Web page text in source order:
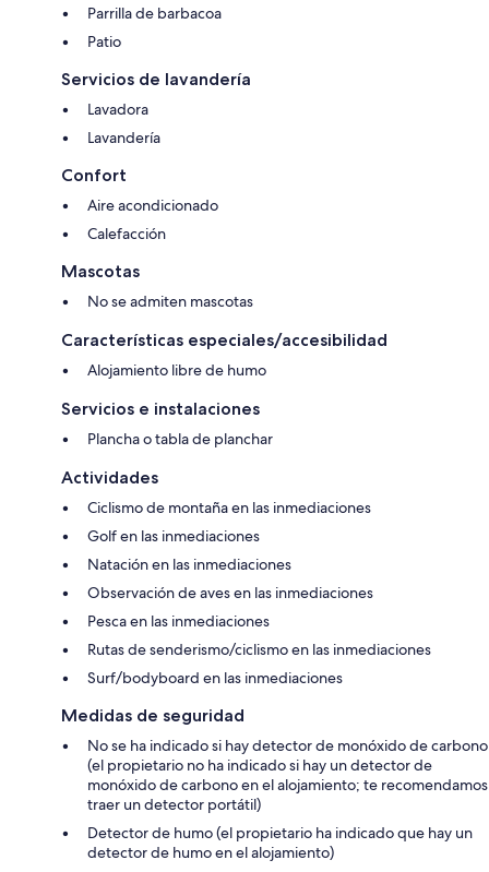
Parrilla de barbacoa
Patio
Servicios de lavandería
Lavadora
Lavandería
Confort
Aire acondicionado
Calefacción
Mascotas
No se admiten mascotas
Características especiales/accesibilidad
Alojamiento libre de humo
Servicios e instalaciones
Plancha o tabla de planchar
Actividades
Ciclismo de montaña en las inmediaciones
Golf en las inmediaciones
Natación en las inmediaciones
Observación de aves en las inmediaciones
Pesca en las inmediaciones
Rutas de senderismo/ciclismo en las inmediaciones
Surf/bodyboard en las inmediaciones
Medidas de seguridad
No se ha indicado si hay detector de monóxido de carbono
(el propietario no ha indicado si hay un detector de
monóxido de carbono en el alojamiento; te recomendamos
traer un detector portátil)
Detector de humo (el propietario ha indicado que hay un
detector de humo en el alojamiento)